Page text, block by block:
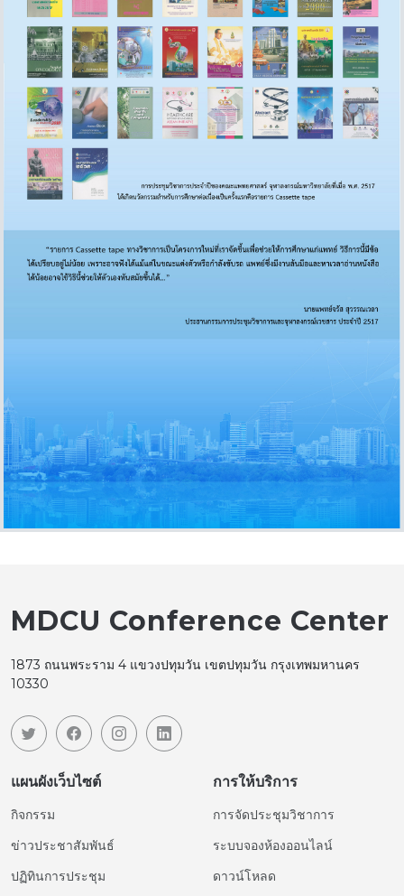
MDCU Conference Center
1873 ถนนพระราม 4 แขวงปทุมวัน เขตปทุมวัน กรุงเทพมหานคร
10330
แผนผังเว็บไซต์
กิจกรรม
ข่าวประชาสัมพันธ์
ปฏิทินการประชุม
การให้บริการ
การจัดประชุมวิชาการ
ระบบจองห้องออนไลน์
ดาวน์โหลด